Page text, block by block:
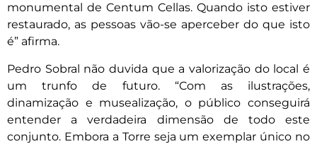
monumental de Centum Cellas. Quando isto estiver
restaurado, as pessoas vão-se aperceber do que isto
é” afirma.
Pedro Sobral não duvida que a valorização do local é
um trunfo de futuro. “Com as ilustrações,
dinamização e musealização, o público conseguirá
entender a verdadeira dimensão de todo este
conjunto. Embora a Torre seja um exemplar único no